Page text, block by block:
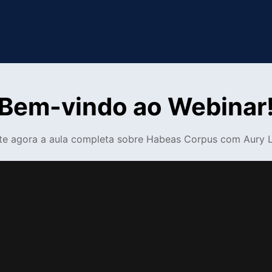
vindo ao Webinar!
agora a aula completa sobre Habeas Corpus com Aury